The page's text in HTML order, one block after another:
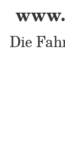
Die